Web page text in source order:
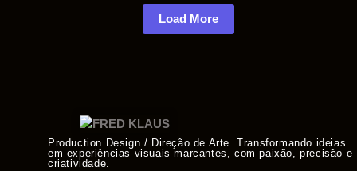
Load More
Production Design / Direção de Arte. Transformando ideias
em experiências visuais marcantes, com paixão, precisão e
criatividade.